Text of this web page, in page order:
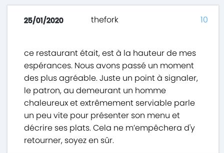
25/01/2020 thefork
ce restaurant était, est à la hauteur de mes
espérances. Nous avons passé un moment
des plus agréable. Juste un point à signaler,
le patron, au demeurant un homme
chaleureux et extrêmement serviable parle
un peu vite pour présenter son menu et
décrire ses plats. Cela ne m’empêchera d'y
retourner, soyez en sûr.
10